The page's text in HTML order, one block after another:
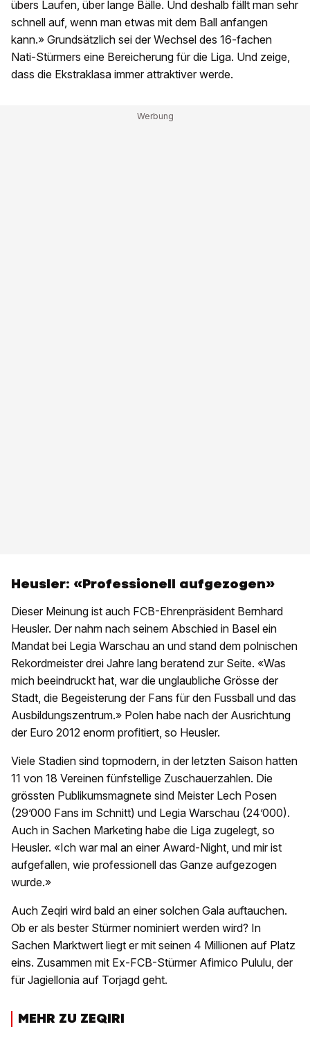
übers Laufen, über lange Bälle. Und deshalb fällt man sehr
schnell auf, wenn man etwas mit dem Ball anfangen
kann.» Grundsätzlich sei der Wechsel des 16-fachen
Nati-Stürmers eine Bereicherung für die Liga. Und zeige,
dass die Ekstraklasa immer attraktiver werde.
Heusler: «Professionell aufgezogen»
Dieser Meinung ist auch FCB-Ehrenpräsident Bernhard
Heusler. Der nahm nach seinem Abschied in Basel ein
Mandat bei Legia Warschau an und stand dem polnischen
Rekordmeister drei Jahre lang beratend zur Seite. «Was
mich beeindruckt hat, war die unglaubliche Grösse der
Stadt, die Begeisterung der Fans für den Fussball und das
Ausbildungszentrum.» Polen habe nach der Ausrichtung
der Euro 2012 enorm profitiert, so Heusler.
Viele Stadien sind topmodern, in der letzten Saison hatten
11 von 18 Vereinen fünfstellige Zuschauerzahlen. Die
grössten Publikumsmagnete sind Meister Lech Posen
(29’000 Fans im Schnitt) und Legia Warschau (24’000).
Auch in Sachen Marketing habe die Liga zugelegt, so
Heusler. «Ich war mal an einer Award-Night, und mir ist
aufgefallen, wie professionell das Ganze aufgezogen
wurde.»
Auch Zeqiri wird bald an einer solchen Gala auftauchen.
Ob er als bester Stürmer nominiert werden wird? In
Sachen Marktwert liegt er mit seinen 4 Millionen auf Platz
eins. Zusammen mit Ex-FCB-Stürmer Afimico Pululu, der
für Jagiellonia auf Torjagd geht.
MEHR ZU ZEQIRI